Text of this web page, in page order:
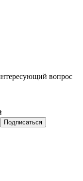
вопрос
Подписаться